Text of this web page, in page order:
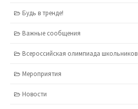
Будь в тренде!
Важные сообщения
Всероссийская олимпиада школьников
Мероприятия
Новости